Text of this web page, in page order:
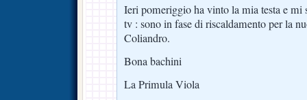
Ieri pomeriggio ha vinto la mia testa e mi
tv : sono in fase di riscaldamento per la
Coliandro.
Bona bachini
La Primula Viola